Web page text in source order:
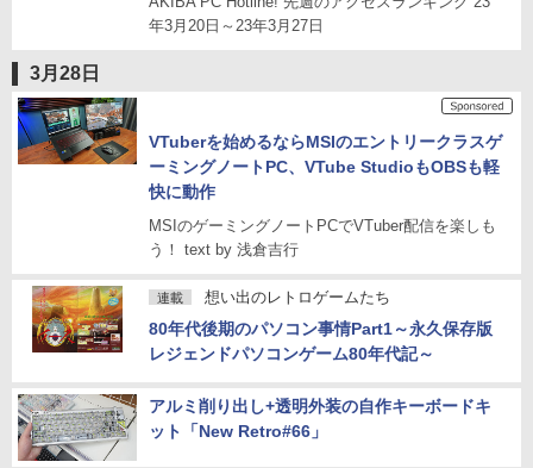
年3月20日～23年3月27日
3月28日
VTuberを始めるならMSIのエントリークラスゲ
ーミングノートPC、VTube StudioもOBSも軽
快に動作
MSIのゲーミングノートPCでVTuber配信を楽しも
う！ text by 浅倉吉行
連載 想い出のレトロゲームたち
80年代後期のパソコン事情Part1～永久保存版
レジェンドパソコンゲーム80年代記～
アルミ削り出し+透明外装の自作キーボードキ
ット「New Retro#66」